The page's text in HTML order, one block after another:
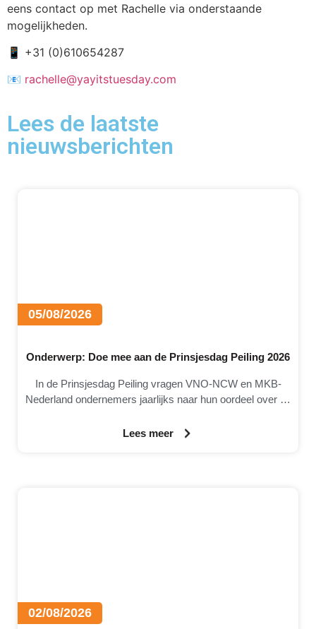
eens contact op met Rachelle via onderstaande
mogelijkheden.
📱 +31 (0)610654287
📧 rachelle@yayitstuesday.com
Lees de laatste
nieuwsberichten
05/08/2026
Onderwerp: Doe mee aan de Prinsjesdag Peiling 2026
In de Prinsjesdag Peiling vragen VNO-NCW en MKB-
Nederland ondernemers jaarlijks naar hun oordeel over de
Lees meer
02/08/2026